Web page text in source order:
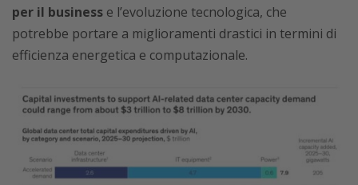
per il business e l’evoluzione tecnologica, che
potrebbe portare a miglioramenti drastici in termini di
efficienza energetica e computazionale.